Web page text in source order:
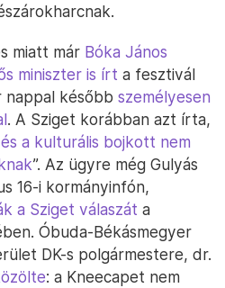
miatt már Bóka János
miniszter is írt a fesztivál
nappal később személyesen
. A Sziget korábban azt írta,
a kulturális bojkott nem
”. Az ügyre még Gulyás
16-i kormányinfón,
a Sziget válaszát a
Óbuda-Békásmegyer
DK-s polgármestere, dr.
: a Kneecapet nem